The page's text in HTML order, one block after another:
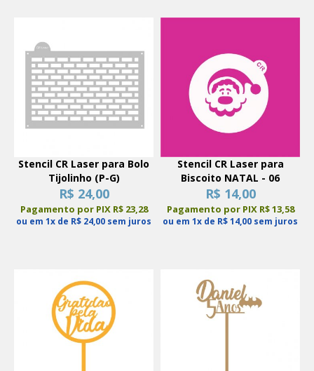
Stencil CR Laser para Bolo
Tijolinho (P-G)
R$ 24,00
Pagamento por PIX R$ 23,28
ou em 1x de R$ 24,00 sem juros
Stencil CR Laser para
Biscoito NATAL - 06
R$ 14,00
Pagamento por PIX R$ 13,58
ou em 1x de R$ 14,00 sem juros